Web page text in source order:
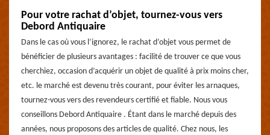
Pour votre rachat d’objet, tournez-vous vers
Debord Antiquaire
Dans le cas où vous l’ignorez, le rachat d’objet vous permet de
bénéficier de plusieurs avantages : facilité de trouver ce que vous
cherchiez, occasion d’acquérir un objet de qualité à prix moins cher,
etc. le marché est devenu très courant, pour éviter les arnaques,
tournez-vous vers des revendeurs certifié et fiable. Nous vous
conseillons Debord Antiquaire . Étant dans le marché depuis des
années, nous proposons des articles de qualité. Chez nous, les